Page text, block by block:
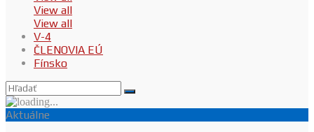
View all
View all
V-4
ČLENOVIA EÚ
Fínsko
Aktuálne